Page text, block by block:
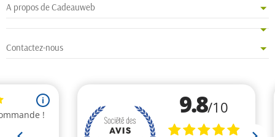
A propos de Cadeauweb
Contactez-nous